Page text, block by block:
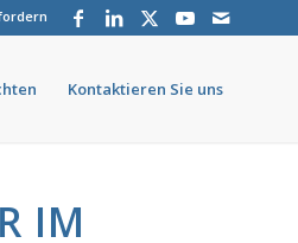
Kontaktieren Sie uns
IM